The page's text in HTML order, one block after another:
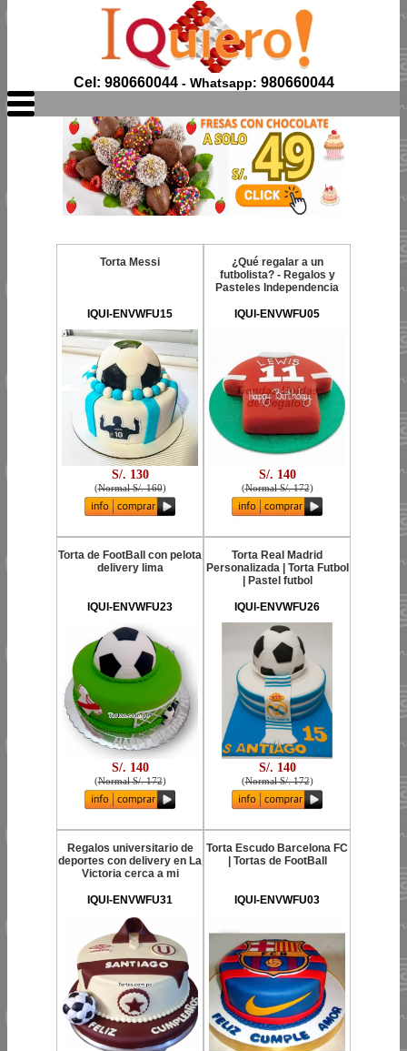
Cel: 980660044- Whatsapp: 980660044
Torta Messi
IQUI-ENVWFU15
S/. 130
(Normal S/. 160)
¿Qué regalar a un
futbolista? - Regalos y
Pasteles Independencia
IQUI-ENVWFU05
S/. 140
(Normal S/. 172)
Torta de FootBall con pelota
delivery lima
IQUI-ENVWFU23
S/. 140
(Normal S/. 172)
Torta Real Madrid
Personalizada | Torta Futbol
| Pastel futbol
IQUI-ENVWFU26
S/. 140
(Normal S/. 172)
Regalos universitario de
deportes con delivery en La
Victoria cerca a mi
IQUI-ENVWFU31
Torta Escudo Barcelona FC
| Tortas de FootBall
IQUI-ENVWFU03